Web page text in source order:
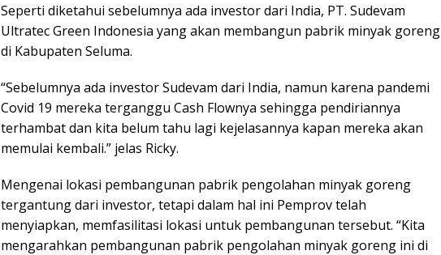
Seperti diketahui sebelumnya ada investor dari India, PT. Sudevam
Ultratec Green Indonesia yang akan membangun pabrik minyak goreng
di Kabupaten Seluma.
“Sebelumnya ada investor Sudevam dari India, namun karena pandemi
Covid 19 mereka terganggu Cash Flownya sehingga pendiriannya
terhambat dan kita belum tahu lagi kejelasannya kapan mereka akan
memulai kembali.” jelas Ricky.
Mengenai lokasi pembangunan pabrik pengolahan minyak goreng
tergantung dari investor, tetapi dalam hal ini Pemprov telah
menyiapkan, memfasilitasi lokasi untuk pembangunan tersebut. “Kita
mengarahkan pembangunan pabrik pengolahan minyak goreng ini di